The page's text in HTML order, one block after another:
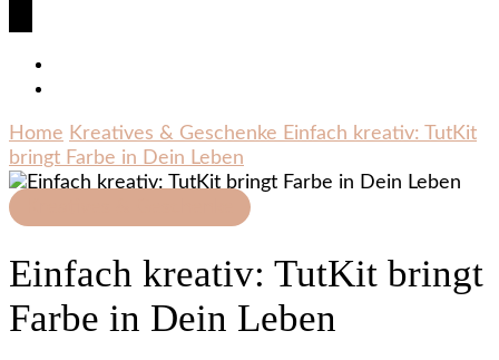
Home Kreatives & Geschenke Einfach kreativ: TutKit
bringt Farbe in Dein Leben
Einfach kreativ: TutKit bringt
Farbe in Dein Leben